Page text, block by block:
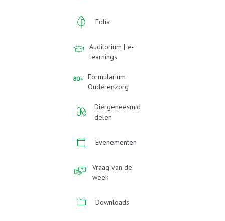
Folia
Auditorium | e-
learnings
Formularium
Ouderenzorg
Diergeneesmid
delen
Evenementen
Vraag van de
week
Downloads